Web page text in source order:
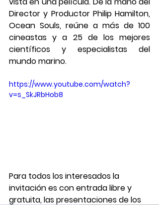
Director y Productor Philip Hamilton,
Ocean Souls, reúne a más de 100
cineastas y a 25 de los mejores
científicos y especialistas del
mundo marino.
https://www.youtube.com/watch?
v=s_SkJRbHob8
Para todos los interesados la
invitación es con entrada libre y
gratuita, las presentaciones de los